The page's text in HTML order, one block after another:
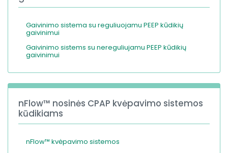
Gaivinimo sistema su reguliuojamu PEEP kūdikių
gaivinimui
Gaivinimo sistems su nereguliujamu PEEP kūdikių
gaivinimui
nFlow™ nosinės CPAP kvėpavimo sistemos
kūdikiams
nFlow™ kvėpavimo sistemos